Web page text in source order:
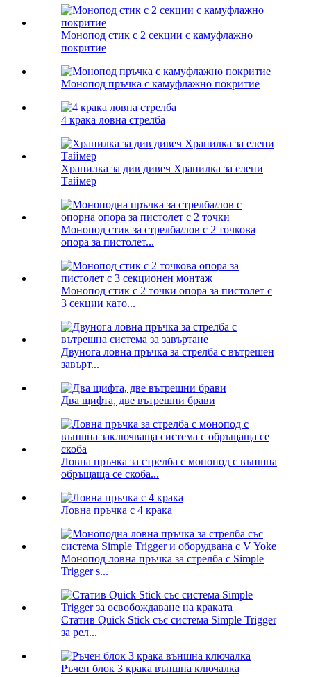
Монопод стик с 2 секции с камуфлажно
покритие
Монопод пръчка с камуфлажно покритие
4 крака ловна стрелба
Хранилка за див дивеч Хранилка за елени
Таймер
Монопод стик за стрелба/лов с 2 точкова
опора за пистолет...
Монопод стик с 2 точки опора за пистолет с
3 секции като...
Двунога ловна пръчка за стрелба с вътрешен
завърт...
Два щифта, две вътрешни брави
Ловна пръчка за стрелба с монопод с външна
обръщаща се скоба...
Ловна пръчка с 4 крака
Монопод ловна пръчка за стрелба с Simple
Trigger s...
Статив Quick Stick със система Simple Trigger
за рел...
Ръчен блок 3 крака външна ключалка